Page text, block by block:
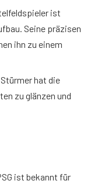
ist
Seine präzisen
ihn zu einem
hat die
zu glänzen und
ist bekannt für